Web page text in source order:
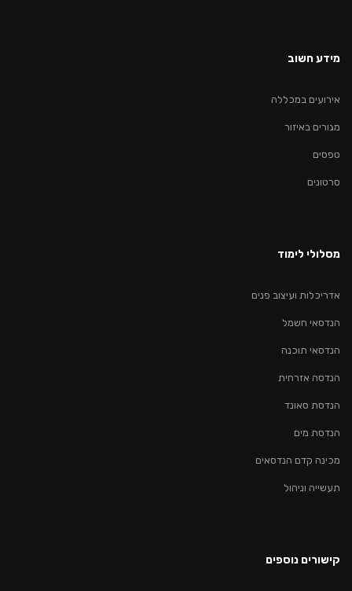
מידע חשוב
אירועים במכללה
מגורים באיזור
טפסים
סרטונים
מסלולי לימוד
אדריכלות ועיצוב פנים
הנדסאי חשמל
הנדסאי תוכנה
הנדסה אזרחית
הנדסת סאונד
הנדסת מים
מכינה קדם הנדסאים
תעשייה וניהול
קישורים נוספים